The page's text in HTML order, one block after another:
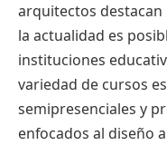
arquitectos destacan
la actualidad es
instituciones
variedad de cursos
semipresenciales y
enfocados al diseño